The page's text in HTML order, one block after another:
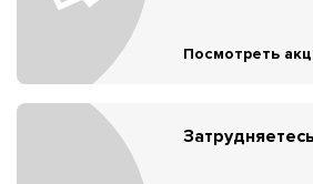
Посмотреть